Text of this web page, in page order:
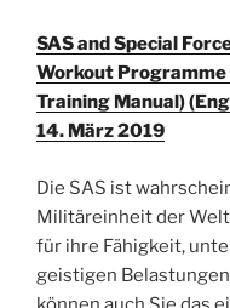
SAS and Special
Workout Programme
Training Manual)
14. März 2019
Die SAS ist
Militäreinheit der
für ihre Fähigkeit,
geistigen